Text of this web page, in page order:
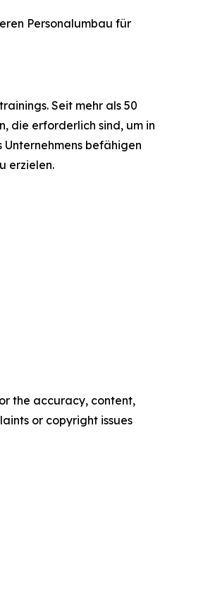
Personalumbau für
Seit mehr als 50
die erforderlich sind, um in
befähigen
erzielen.
the accuracy, content,
or copyright issues